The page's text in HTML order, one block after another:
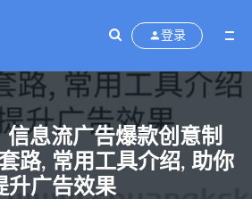
登录
信息流广告爆款创意制
路, 常用工具介绍, 助你
升广告效果